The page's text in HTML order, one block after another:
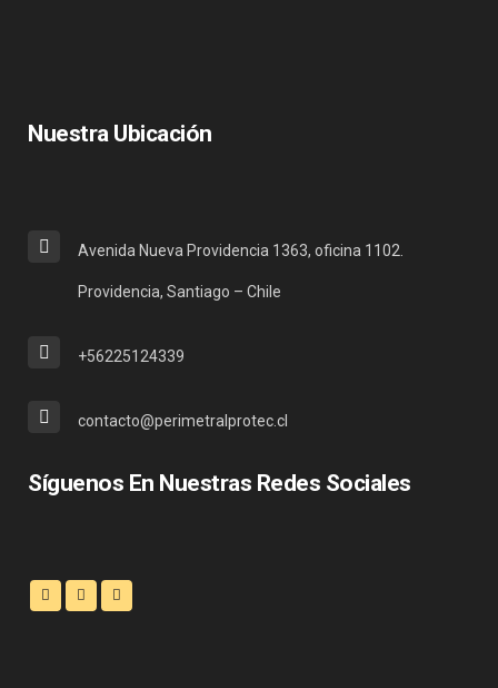
Nuestra Ubicación
Avenida Nueva Providencia 1363, oficina 1102.
Providencia, Santiago – Chile
+56225124339
contacto@perimetralprotec.cl
Síguenos En Nuestras Redes Sociales